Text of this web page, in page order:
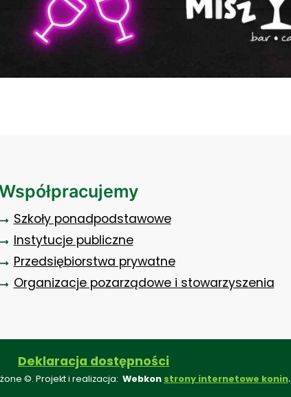
Szkoły ponadpodstawowe
Instytucje publiczne
Przedsiębiorstwa prywatne
Organizacje pozarządowe i stowarzyszenia
Deklaracja dostępności
©. Projekt i realizacja: Webkon strony internetowe konin.